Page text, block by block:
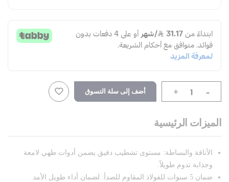
-
+ أضف إلى سلة التسوق
الميزات الرئيسية
الأناقة والبساطة: مستوى تشطيب دقيق يضمن أدوات طهي لامعة
وجذابة تدوم طويلاً.
ضمان 5 سنوات للفولاذ المقاوم للصدأ: لضمان أداء طويل الأمد